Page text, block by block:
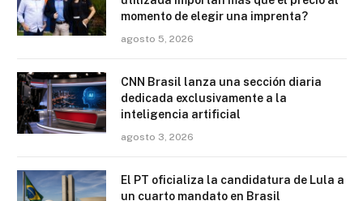
momento de elegir una imprenta?
agosto 5, 2026
CNN Brasil lanza una sección diaria
dedicada exclusivamente a la
inteligencia artificial
agosto 3, 2026
El PT oficializa la candidatura de Lula a
un cuarto mandato en Brasil